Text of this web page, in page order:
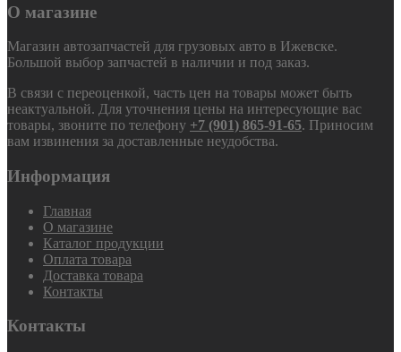
О магазине
Магазин автозапчастей для грузовых авто в Ижевске.
Большой выбор запчастей в наличии и под заказ.
В связи с переоценкой, часть цен на товары может быть
неактуальной. Для уточнения цены на интересующие вас
товары, звоните по телефону +7 (901) 865-91-65. Приносим
вам извинения за доставленные неудобства.
Информация
Главная
О магазине
Каталог продукции
Оплата товара
Доставка товара
Контакты
Контакты